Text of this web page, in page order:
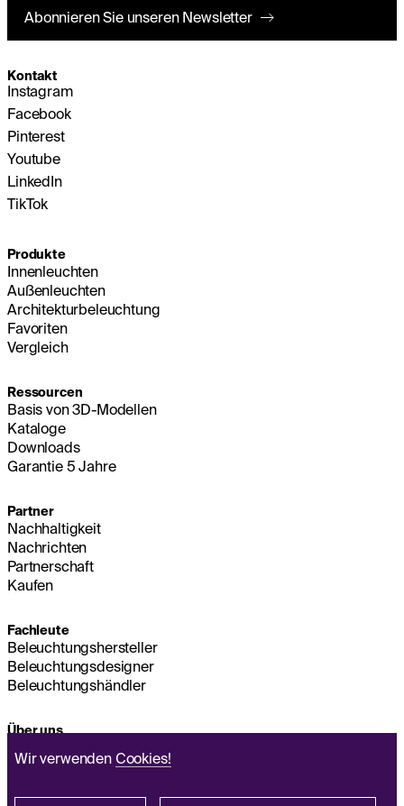
Wir verwenden Cookies!
Abonnieren Sie unseren Newsletter
Kontakt
Instagram
Facebook
Pinterest
Youtube
LinkedIn
TikTok
Produkte
Innenleuchten
Außenleuchten
Architekturbeleuchtung
Favoriten
Vergleich
Ressourcen
Basis von 3D-Modellen
Kataloge
Downloads
Garantie 5 Jahre
Partner
Nachhaltigkeit
Nachrichten
Partnerschaft
Kaufen
Fachleute
Beleuchtungshersteller
Beleuchtungsdesigner
Beleuchtungshändler
Über uns
Hauptsitz